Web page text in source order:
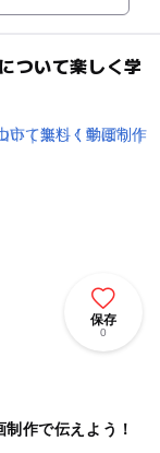
ついて楽しく学
保存
0
作で伝えよう！